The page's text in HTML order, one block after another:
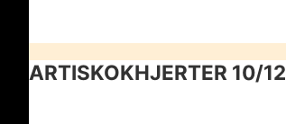
ARTISKOKHJERTER 10/12